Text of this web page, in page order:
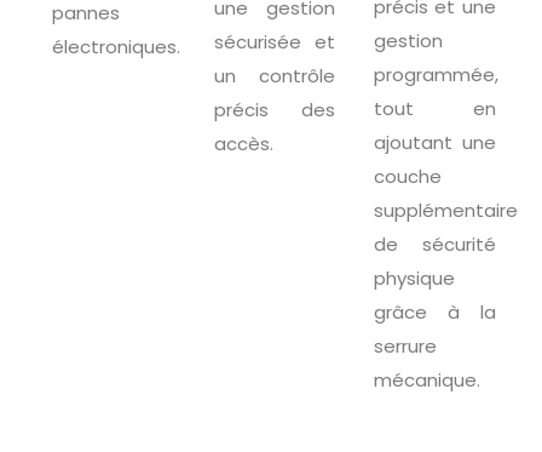
pannes
électroniques.
une gestion
sécurisée et
un contrôle
précis des
accès.
précis et une
gestion
programmée,
tout en
ajoutant une
couche
supplémentaire
de sécurité
physique
grâce à la
serrure
mécanique.